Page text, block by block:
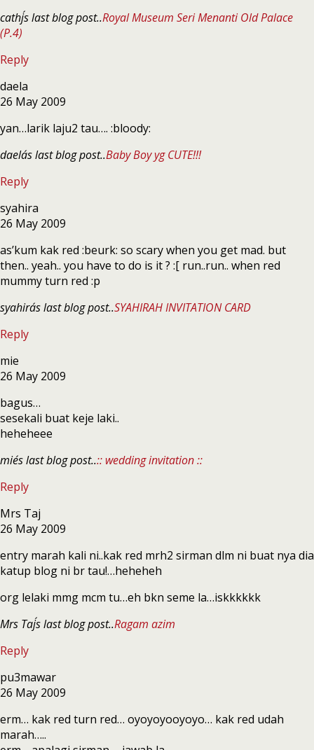
cathj´s last blog post..Royal Museum Seri Menanti Old Palace
(P.4)
Reply
daela
26 May 2009
yan…larik laju2 tau…. :bloody:
daela´s last blog post..Baby Boy yg CUTE!!!
Reply
syahira
26 May 2009
as’kum kak red :beurk: so scary when you get mad. but
then.. yeah.. you have to do is it ? :[ run..run.. when red
mummy turn red :p
syahira´s last blog post..SYAHIRAH INVITATION CARD
Reply
mie
26 May 2009
bagus…
sesekali buat keje laki..
heheheee
mie´s last blog post..:: wedding invitation ::
Reply
Mrs Taj
26 May 2009
entry marah kali ni..kak red mrh2 sirman dlm ni buat nya dia
katup blog ni br tau!…heheheh
org lelaki mmg mcm tu…eh bkn seme la…iskkkkkk
Mrs Taj´s last blog post..Ragam azim
Reply
pu3mawar
26 May 2009
erm… kak red turn red… oyoyoyooyoyo… kak red udah
marah…..